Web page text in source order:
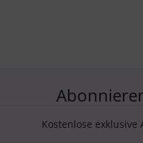
Kostenlose